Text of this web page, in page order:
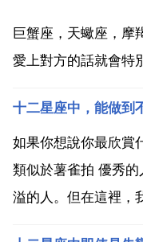
巨蟹座，天蠍座，摩
愛上對方的話就會特
如果你想說你最欣賞
類似於薯雀拍 優秀
溢的人。但在這裡，